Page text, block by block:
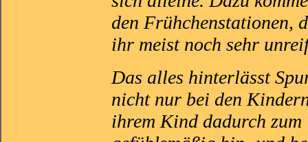
den Frühchenstationen,
ihr meist noch sehr
Das alles hinterlässt
nicht nur bei den
ihrem Kind dadurch